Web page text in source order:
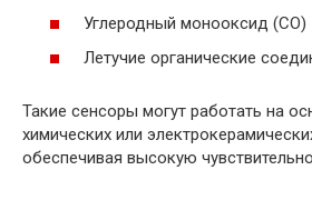
Углеродный монооксид (CO)
Летучие органические
Такие сенсоры могут работать на
химических или
обеспечивая высокую